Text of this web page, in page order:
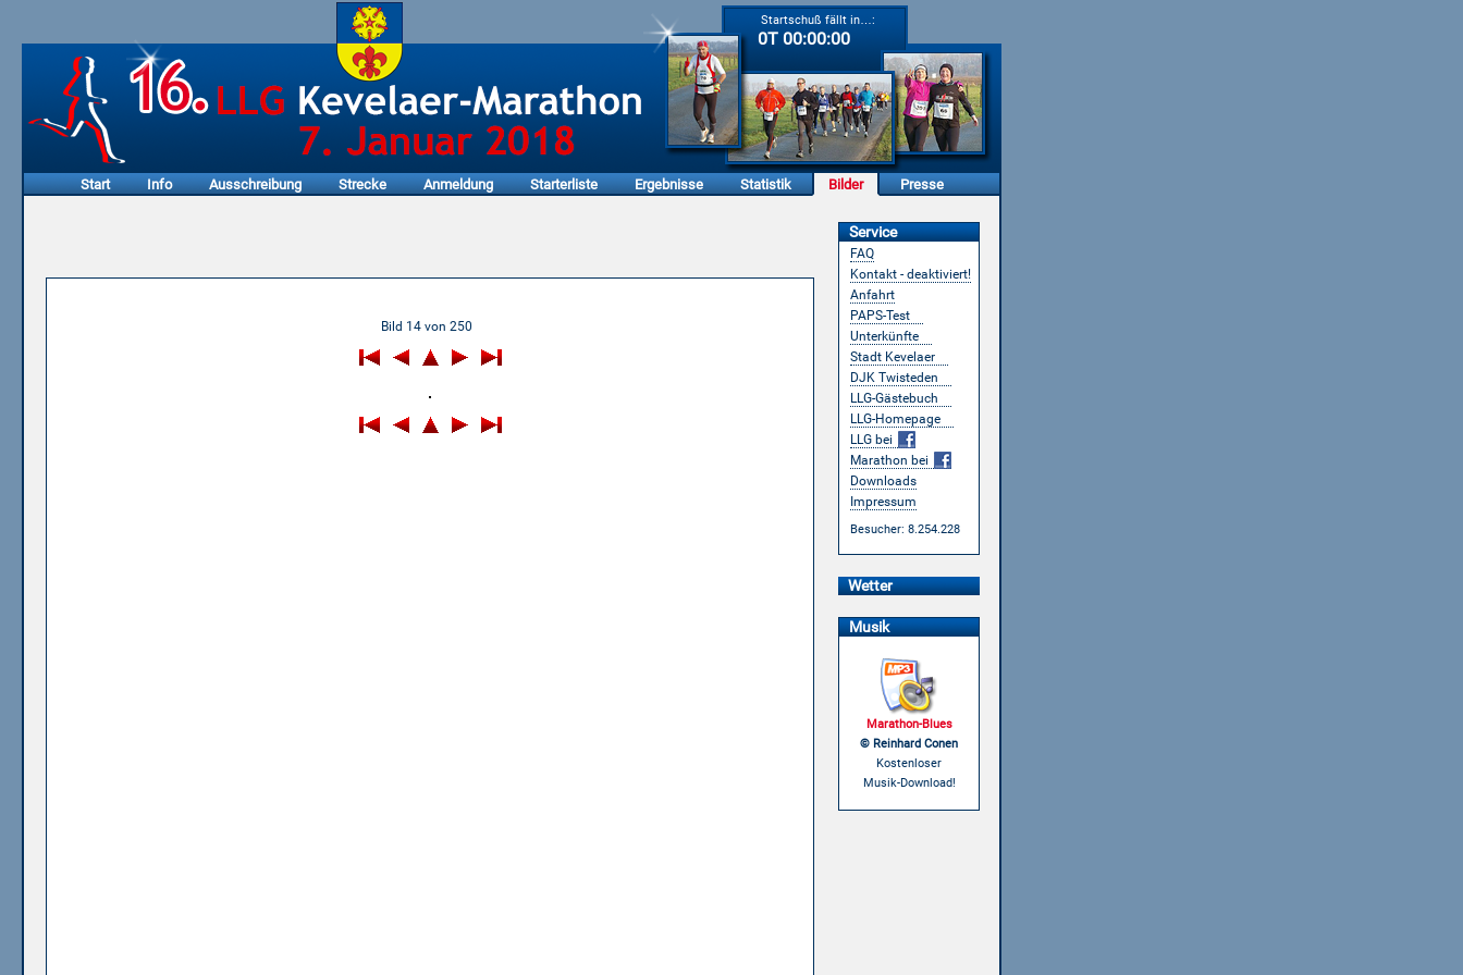
Startschuß fällt in…:
0T 00:00:00
Start Info Ausschreibung Strecke Anmeldung Starterliste Ergebnisse Statistik Bilder Presse
Service
FAQ
Kontakt - deaktiviert!
Anfahrt
PAPS-Test
Unterkünfte
Stadt Kevelaer
DJK Twisteden
LLG-Gästebuch
LLG-Homepage
LLG bei
Marathon bei
Downloads
Impressum
Besucher: 8.254.228
Wetter
Musik
Marathon-Blues
© Reinhard Conen
Kostenloser
Musik-Download!
Bild 14 von 250